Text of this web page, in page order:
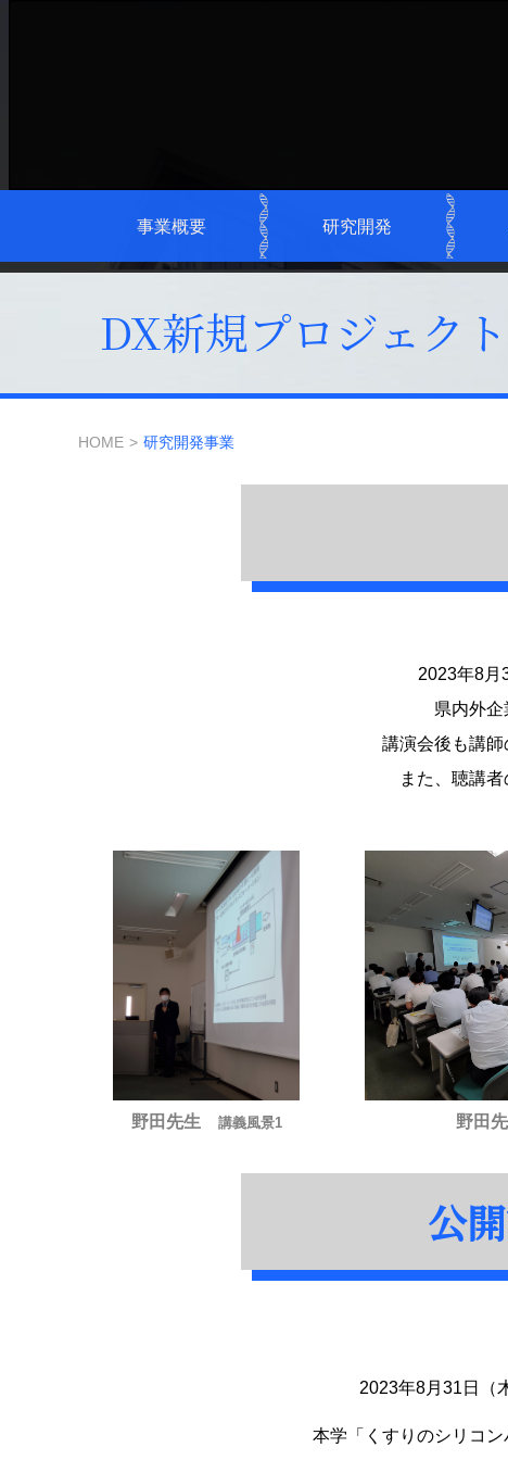
事業概要 研究開発
DX新規プロジェクト
HOME 研究開発事業
2023年8
県内外
講演会後も講師
また、聴講
野田先生 講義風景1 野田
公
2023年8月31日（
本学「くすりのシリコ